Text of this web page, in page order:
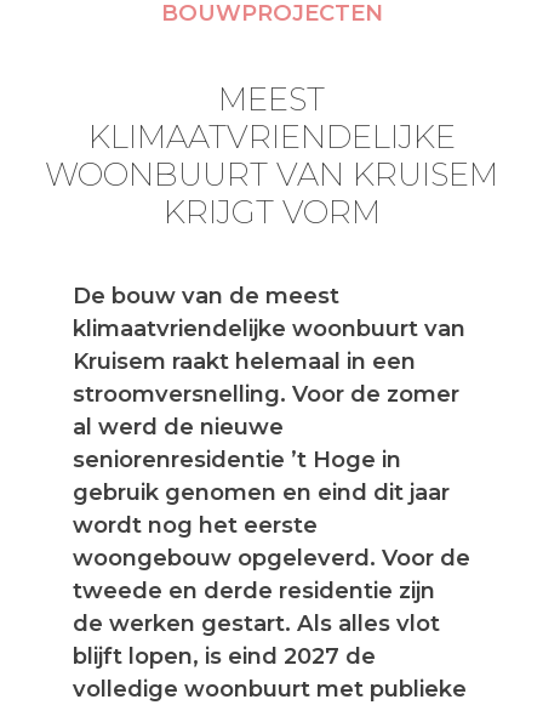
BOUWPROJECTEN
MEEST
KLIMAATVRIENDELIJKE
WOONBUURT VAN KRUISEM
KRIJGT VORM
De bouw van de meest
klimaatvriendelijke woonbuurt van
Kruisem raakt helemaal in een
stroomversnelling. Voor de zomer
al werd de nieuwe
seniorenresidentie ’t Hoge in
gebruik genomen en eind dit jaar
wordt nog het eerste
woongebouw opgeleverd. Voor de
tweede en derde residentie zijn
de werken gestart. Als alles vlot
blijft lopen, is eind 2027 de
volledige woonbuurt met publieke